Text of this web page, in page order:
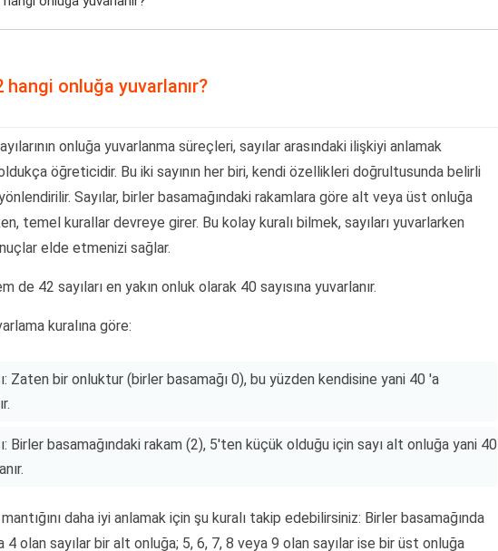
hangi onluğa yuvarlanır?
onluğa yuvarlanma süreçleri, sayılar arasındaki ilişkiyi anlamak
öğreticidir. Bu iki sayının her biri, kendi özellikleri doğrultusunda belirli
Sayılar, birler basamağındaki rakamlara göre alt veya üst onluğa
temel kurallar devreye girer. Bu kolay kuralı bilmek, sayıları yuvarlarken
elde etmenizi sağlar.
de 42 sayıları en yakın onluk olarak 40 sayısına yuvarlanır.
kuralına göre:
Zaten bir onluktur (birler basamağı 0), bu yüzden kendisine yani 40 'a
Birler basamağındaki rakam (2), 5'ten küçük olduğu için sayı alt onluğa yani 40
daha iyi anlamak için şu kuralı takip edebilirsiniz: Birler basamağında
4 olan sayılar bir alt onluğa; 5, 6, 7, 8 veya 9 olan sayılar ise bir üst onluğa